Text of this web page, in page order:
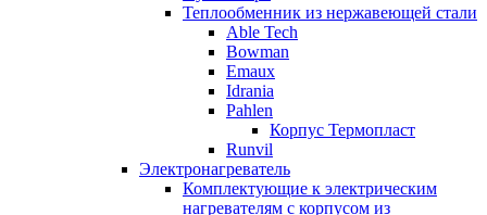
Теплообменник из нержавеющей стали
Able Tech
Bowman
Emaux
Idrania
Pahlen
Корпус Термопласт
Runvil
Электронагреватель
Комплектующие к электрическим
нагревателям с корпусом из